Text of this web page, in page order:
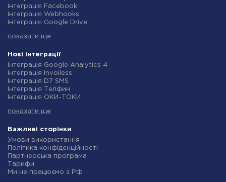
Інтеграція Facebook
Інтеграція Webhooks
Інтеграція Google Drive
Інтеграція Gmail
Інтеграція Rozetka
Інтеграція OpenAI (ChatGPT)
Інтеграція Binotel
Інтеграція Prom
Інтеграція Приват24
Інтеграція OLX
Інтеграція SendPulse
Інтеграція Stream Telecom
Інтеграція Google Analytics
Інтеграція Creatio
Інтеграція Ringostat
Інтеграція Google Calendar
Інтеграція Airtable
показати ще
Нові інтеграції
Інтеграція Google Analytics 4
Інтеграція Invoiless
Інтеграція D7 SMS
Інтеграція Телфин
Інтеграція ОКИ-ТОКИ
Інтеграція Microsoft Dynamics 365
Інтеграція TxtSync
Інтеграція Wire2Air
Інтеграція Corezoid
Інтеграція Infobip
Інтеграція Instasent
Інтеграція AtomPark
показати ще
Важливі сторінки
Умови використання
Політика конфіденційності
Партнерська програма
Тарифи
Ми не працюємо з РФ